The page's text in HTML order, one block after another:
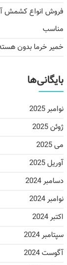
مناسب
خمیر خرما بدون
بایگانی‌ها
نوامبر 2025
ژوئن 2025
می 2025
آوریل 2025
دسامبر 2024
نوامبر 2024
اکتبر 2024
سپتامبر 2024
آگوست 2024